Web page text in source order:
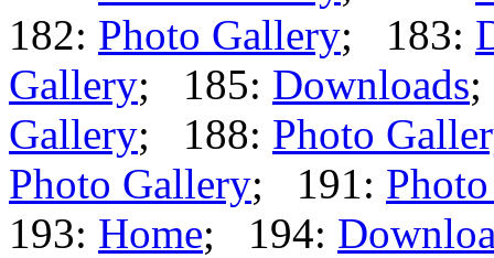
182: Photo Gallery; 183:
Gallery; 185: Downloads
Gallery; 188: Photo
Photo Gallery; 191:
193: Home; 194: